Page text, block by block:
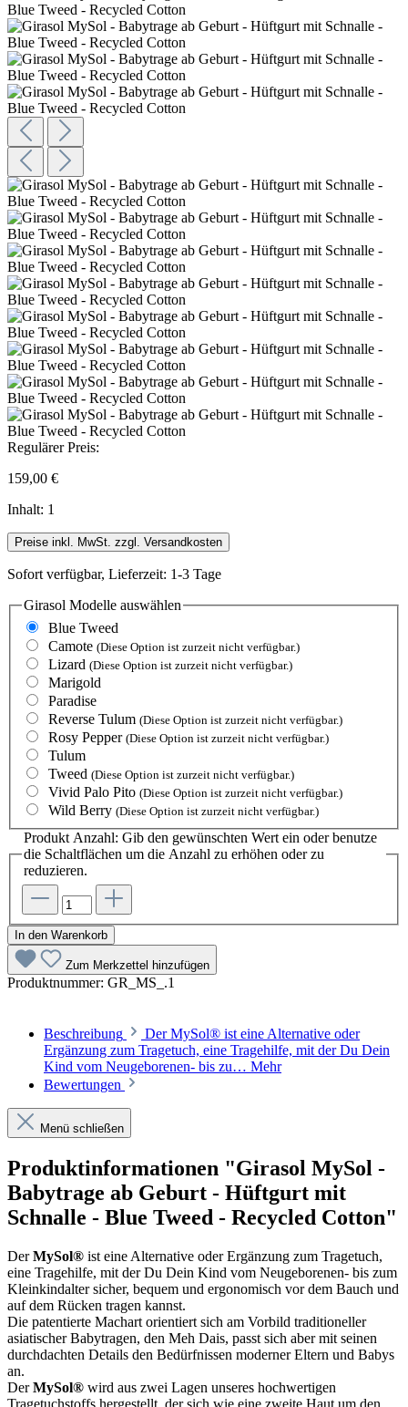
Regulärer Preis:
159,00 €
Inhalt: 1
Preise inkl. MwSt. zzgl. Versandkosten
Sofort verfügbar, Lieferzeit: 1-3 Tage
Girasol Modelle auswählen
Blue Tweed
Camote (Diese Option ist zurzeit nicht verfügbar.)
Lizard (Diese Option ist zurzeit nicht verfügbar.)
Marigold
Paradise
Reverse Tulum (Diese Option ist zurzeit nicht verfügbar.)
Rosy Pepper (Diese Option ist zurzeit nicht verfügbar.)
Tulum
Tweed (Diese Option ist zurzeit nicht verfügbar.)
Vivid Palo Pito (Diese Option ist zurzeit nicht verfügbar.)
Wild Berry (Diese Option ist zurzeit nicht verfügbar.)
Produkt Anzahl: Gib den gewünschten Wert ein oder benutze
die Schaltflächen um die Anzahl zu erhöhen oder zu
reduzieren.
In den Warenkorb
Zum Merkzettel hinzufügen
Produktnummer: GR_MS_.1
Beschreibung
Der MySol® ist eine Alternative oder
Ergänzung zum Tragetuch, eine Tragehilfe, mit der Du Dein
Kind vom Neugeborenen- bis zu… Mehr
Bewertungen
Menü schließen
Produktinformationen "Girasol MySol -
Babytrage ab Geburt - Hüftgurt mit
Schnalle - Blue Tweed - Recycled Cotton"
DerMySol® ist eine Alternative oder Ergänzung zum Tragetuch,
eine Tragehilfe, mit der Du Dein Kind vom Neugeborenen- bis zum
Kleinkindalter sicher, bequem und ergonomisch vor dem Bauch und
auf dem Rücken tragen kannst.
Die patentierte Machart orientiert sich am Vorbild traditioneller
asiatischer Babytragen, den Meh Dais, passt sich aber mit seinen
durchdachten Details den Bedürfnissen moderner Eltern und Babys
an.
DerMySol® wird aus zwei Lagen unseres hochwertigen
Tragetuchstoffs hergestellt, der sich wie eine zweite Haut um den